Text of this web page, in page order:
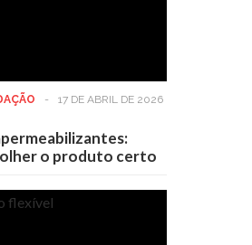
- 17 DE ABRIL DE 2026
o produto certo